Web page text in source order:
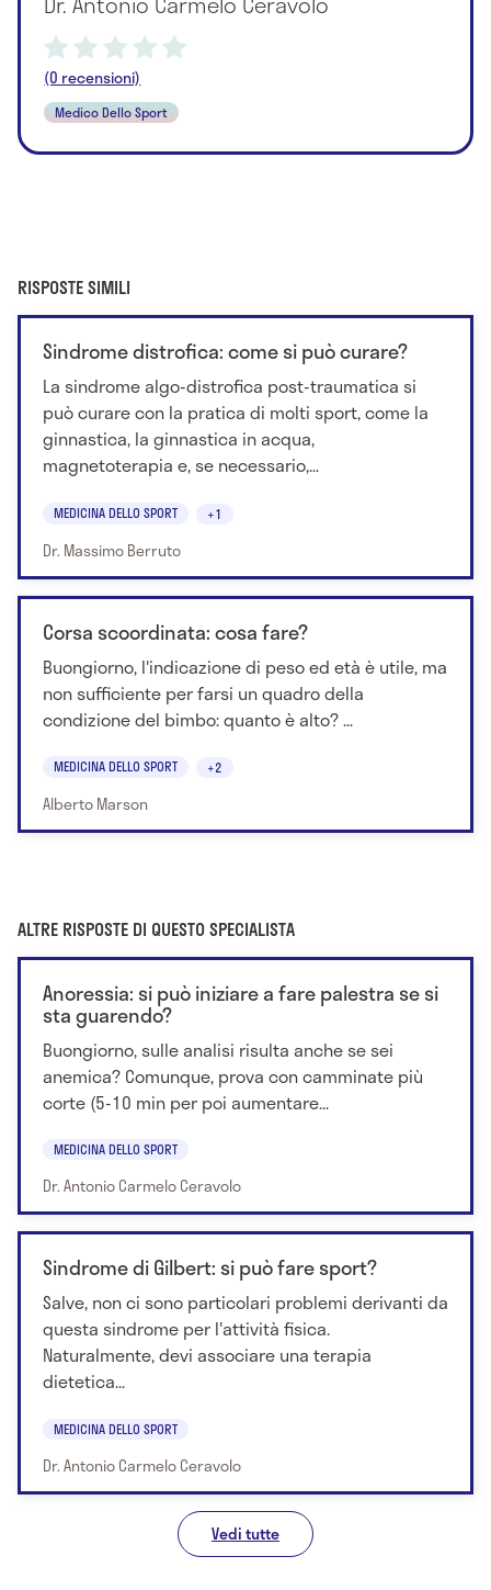
(0 recensioni)
Medico Dello Sport
RISPOSTE SIMILI
Sindrome distrofica: come si può curare?
La sindrome algo-distrofica post-traumatica si
può curare con la pratica di molti sport, come la
ginnastica, la ginnastica in acqua,
magnetoterapia e, se necessario,...
MEDICINA DELLO SPORT +1
Dr. Massimo Berruto
Corsa scoordinata: cosa fare?
Buongiorno, l'indicazione di peso ed età è utile, ma
non sufficiente per farsi un quadro della
condizione del bimbo: quanto è alto? ...
MEDICINA DELLO SPORT +2
Alberto Marson
ALTRE RISPOSTE DI QUESTO SPECIALISTA
Anoressia: si può iniziare a fare palestra se si
sta guarendo?
Buongiorno, sulle analisi risulta anche se sei
anemica? Comunque, prova con camminate più
corte (5-10 min per poi aumentare...
MEDICINA DELLO SPORT
Dr. Antonio Carmelo Ceravolo
Sindrome di Gilbert: si può fare sport?
Salve, non ci sono particolari problemi derivanti da
questa sindrome per l'attività fisica.
Naturalmente, devi associare una terapia
dietetica...
MEDICINA DELLO SPORT
Dr. Antonio Carmelo Ceravolo
Vedi tutte